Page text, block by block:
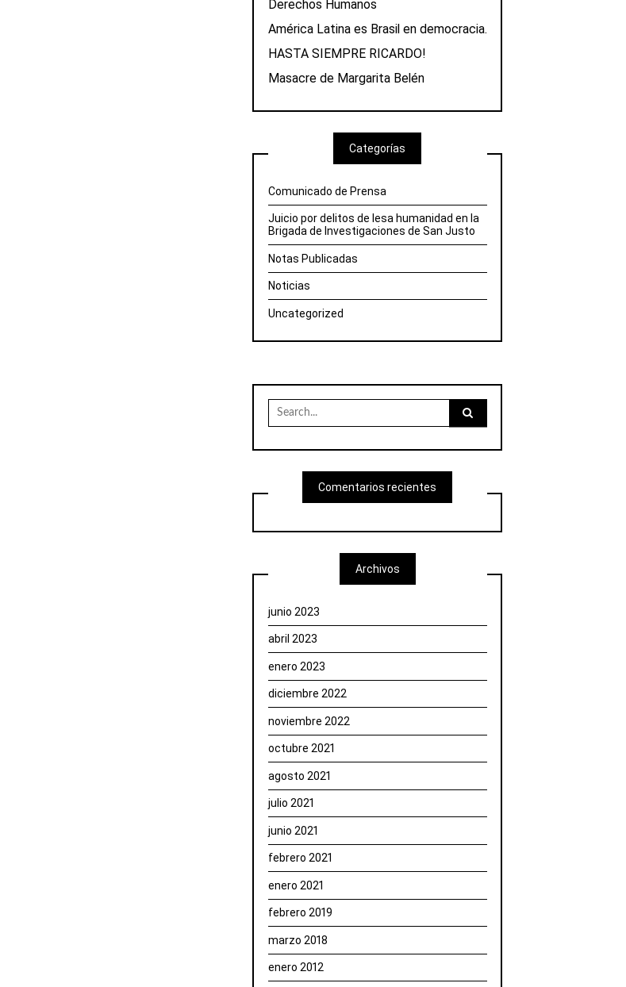
Derechos Humanos
América Latina es Brasil en democracia.
HASTA SIEMPRE RICARDO!
Masacre de Margarita Belén
Categorías
Comunicado de Prensa
Juicio por delitos de lesa humanidad en la
Brigada de Investigaciones de San Justo
Notas Publicadas
Noticias
Uncategorized
Search
for:
Comentarios recientes
Archivos
junio 2023
abril 2023
enero 2023
diciembre 2022
noviembre 2022
octubre 2021
agosto 2021
julio 2021
junio 2021
febrero 2021
enero 2021
febrero 2019
marzo 2018
enero 2012